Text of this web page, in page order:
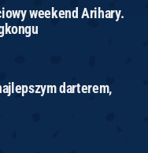
weekend Arihary.
darterem,